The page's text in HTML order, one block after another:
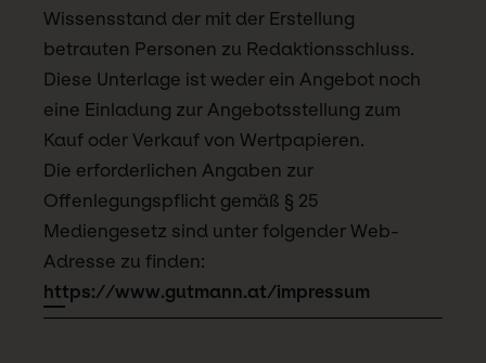
Wissensstand der mit der Erstellung
betrauten Personen zu Redaktionsschluss.
Diese Unterlage ist weder ein Angebot noch
eine Einladung zur Angebotsstellung zum
Kauf oder Verkauf von Wertpapieren.
Die erforderlichen Angaben zur
Offenlegungspflicht gemäß § 25
Mediengesetz sind unter folgender Web-
Adresse zu finden:
https://www.gutmann.at/impressum